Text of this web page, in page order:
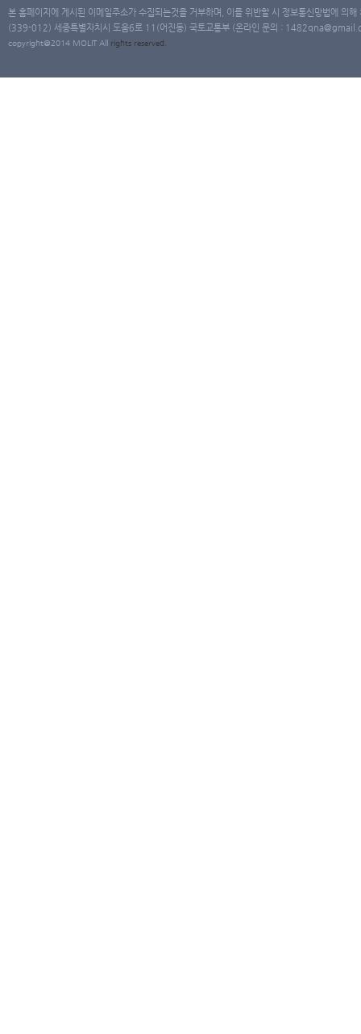
본 홈페이지에 게시된 이메일주소가 수집되는것을 거부하며, 이를 위반할 시 정보통신망법에 의
(339-012) 세종특별자치시 도움6로 11(어진동) 국토교통부 (온라인 문의 :
copyright@2014 MOLIT All rights reserved.